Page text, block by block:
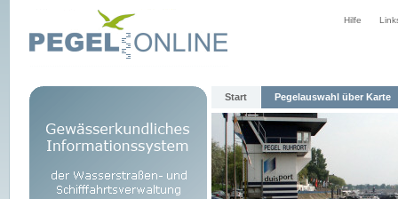
Hilfe
Start Pegelauswahl über Karte